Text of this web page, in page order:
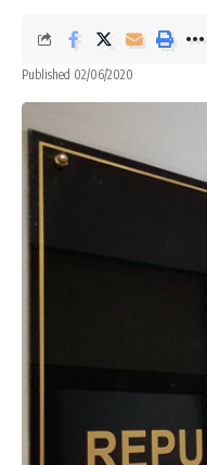
Published 02/06/2020